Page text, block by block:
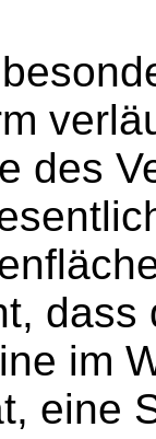
des
dass
im
eine